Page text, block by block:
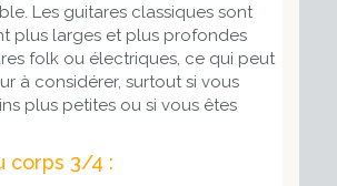
Les guitares classiques sont
plus larges et plus profondes
folk ou électriques, ce qui peut
à considérer, surtout si vous
plus petites ou si vous êtes
corps 3/4 :